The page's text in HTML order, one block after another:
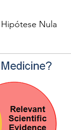
Hipótese Nula
2024 2023
Março 2026